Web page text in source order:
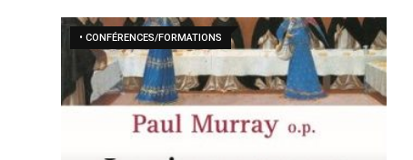
• CONFÉRENCES/FORMATIONS